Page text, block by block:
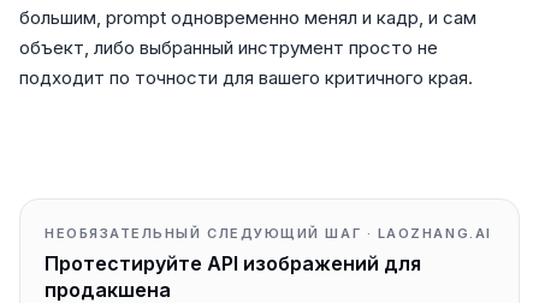
большим, prompt одновременно менял и кадр, и сам
объект, либо выбранный инструмент просто не
подходит по точности для вашего критичного края.
НЕОБЯЗАТЕЛЬНЫЙ СЛЕДУЮЩИЙ ШАГ · LAOZHANG.AI
Протестируйте API изображений для
продакшена